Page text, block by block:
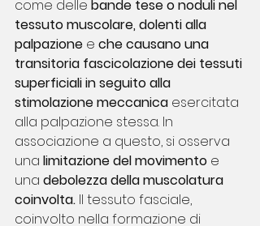
come delle bande tese o noduli nel
tessuto muscolare, dolenti alla
palpazione e che causano una
transitoria fascicolazione dei tessuti
superficiali in seguito alla
stimolazione meccanica esercitata
alla palpazione stessa. In
associazione a questo, si osserva
una limitazione del movimento e
una debolezza della muscolatura
coinvolta. Il tessuto fasciale,
coinvolto nella formazione di